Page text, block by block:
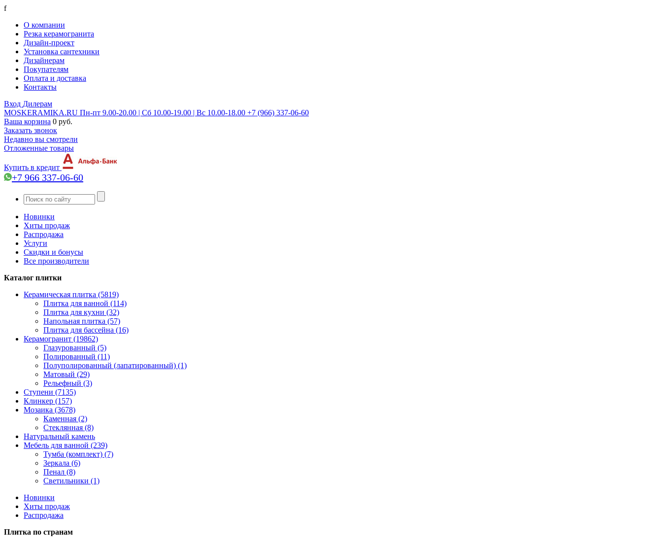
f
О компании
Резка керамогранита
Дизайн-проект
Установка сантехники
Дизайнерам
Покупателям
Оплата и доставка
Контакты
Вход Дилерам
MOSKERAMIKA.RU Пн-пт 9.00-20.00 | Сб 10.00-19.00 | Вс 10.00-18.00 +7 (966) 337-06-60
Ваша корзина 0 руб.
Заказать звонок
Недавно вы смотрели
Отложенные товары
Купить в кредит
+7 966 337-06-60
Новинки
Хиты продаж
Распродажа
Услуги
Скидки и бонусы
Все производители
Каталог плитки
Керамическая плитка (5819)
Плитка для ванной (114)
Плитка для кухни (32)
Напольная плитка (57)
Плитка для бассейна (16)
Керамогранит (19862)
Глазурованный (5)
Полированный (11)
Полуполированный (лапатированный) (1)
Матовый (29)
Рельефный (3)
Ступени (7135)
Клинкер (157)
Мозаика (3678)
Каменная (2)
Стеклянная (8)
Натуральный камень
Мебель для ванной (239)
Тумба (комплект) (7)
Зеркала (6)
Пенал (8)
Светильники (1)
Новинки
Хиты продаж
Распродажа
Плитка по странам